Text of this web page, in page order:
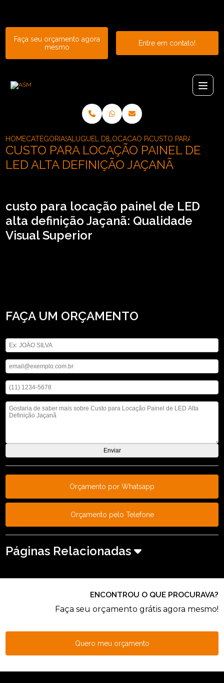
Faça seu orçamento agora
mesmo
Entre em contato!
HOMECATEGORIASALUGUEL DE PAINELLOCACAO PAINEL DE LED ALTA
CUSTO PARA
CUSTO PARA LOCAÇÃO PAINEL DE
LED ALTA DEFINIÇÃO JAÇANÃ
custo para locação painel de LED
alta definição Jaçanã: Qualidade
Visual Superior
FAÇA UM ORÇAMENTO
Orçamento por Whatsapp
Orçamento pelo Telefone
Páginas Relacionadas
ENCONTROU O QUE PROCURAVA?
Faça seu orçamento grátis agora mesmo!
Quero meu orçamento